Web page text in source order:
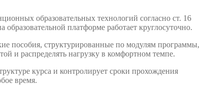
образовательных технологий согласно ст. 16
платформе работает круглосуточно.
пособия, структурированные по модулям программы,
и распределять нагрузку в комфортном темпе.
курса и контролирует сроки прохождения
время.